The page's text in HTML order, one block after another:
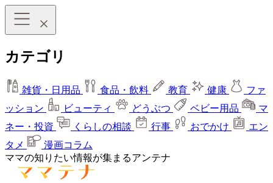
カテゴリ
雑貨・日用品 食品・飲料 教育 健康
ファ
ッション
ビューティ どうぶつ ベビー用品
マ
ネー・投資
くらしの相談 行事 おでかけ
エン
タメ
漫画コラム
ママの知りたい情報が集まるアンテナ